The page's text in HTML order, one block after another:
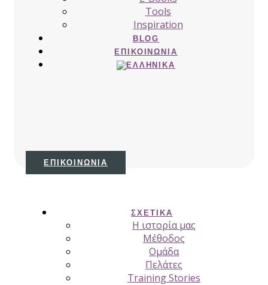
Tools
Inspiration
BLOG
ΕΠΙΚΟΙΝΩΝΊΑ
ΕΠΙΚΟΙΝΩΝΊΑ
ΣΧΕΤΙΚΆ
H ιστορία μας
Μέθοδος
Ομάδα
Πελάτες
Training Stories